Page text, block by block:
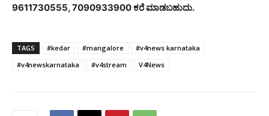
9611730555, 7090933900 ಕರೆ ಮಾಡಬಹುದು.
TAGS #kedar #mangalore
#v4news karnataka
#v4newskarnataka
#v4stream V4News